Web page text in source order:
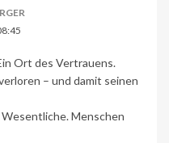
Ort des Vertrauens.
– und damit seinen
Menschen